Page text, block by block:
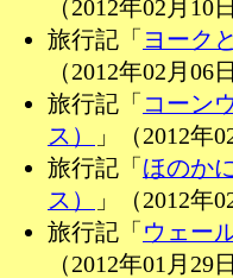
（2012年02月10
旅行記「 ヨーク
（2012年02月06
旅行記「 コーン
ス）
」（2012年
旅行記「 ほのか
ス）
」（2012年
旅行記「 ウェー
（2012年01月29